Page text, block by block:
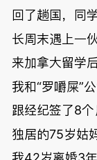
回了趟国，同
长周末遇上一
来加拿大留学
我和“罗嚼屎”
跟经纪签了8
独居的75岁姑